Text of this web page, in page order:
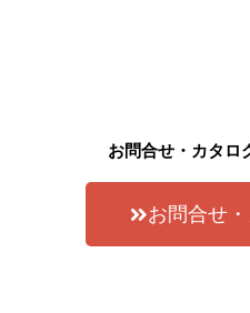
お問合せ・カタロ
お問合せ